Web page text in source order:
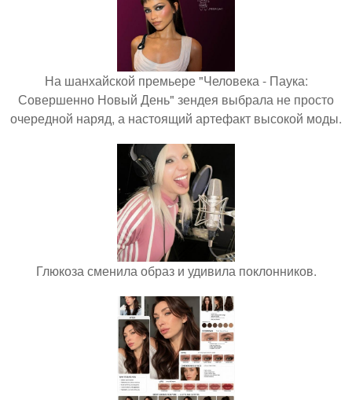
На шанхайской премьере "Человека - Паука:
Совершенно Новый День" зендея выбрала не просто
очередной наряд, а настоящий артефакт высокой моды.
Глюкоза сменила образ и удивила поклонников.